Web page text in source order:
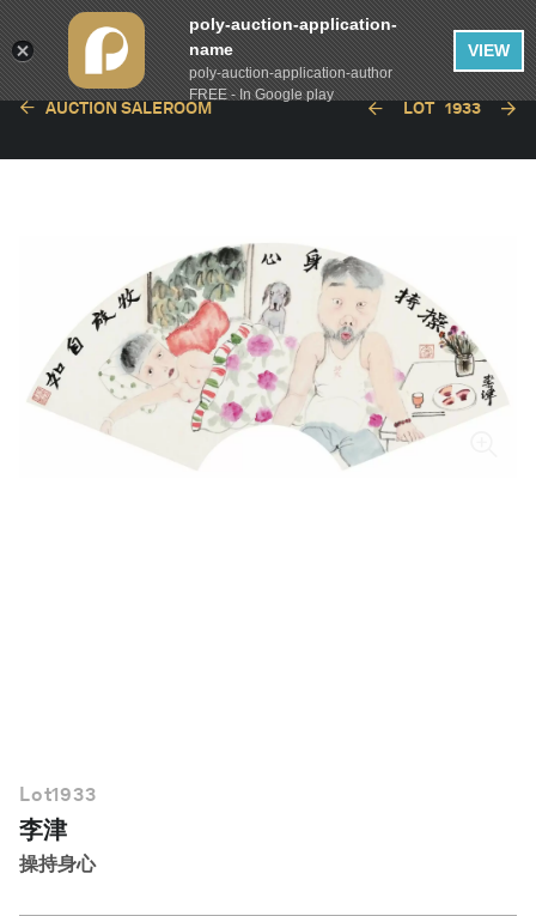
AUCTION SALEROOM LOT 1933
Lot1933
李津
操持身心
poly-auction-application-
name
poly-auction-application-author
FREE - In Google play
VIEW